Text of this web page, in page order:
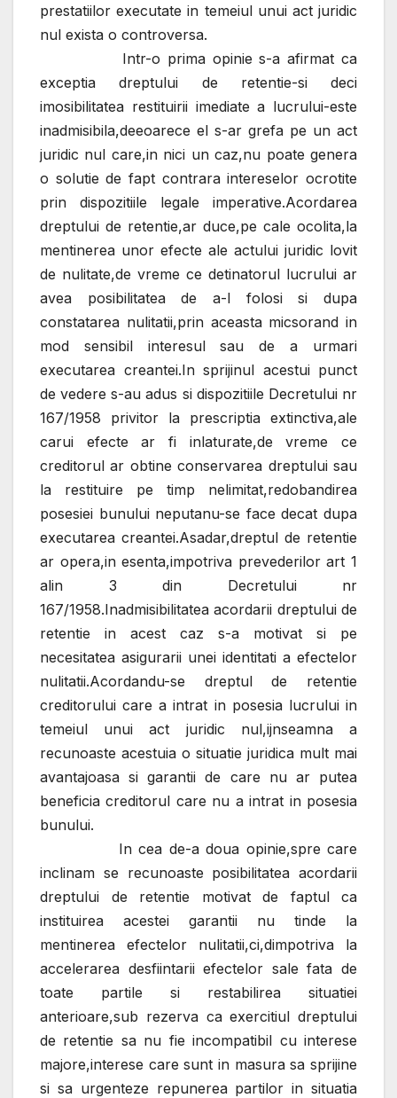
prestatiilor executate in temeiul unui act juridic
nul exista o controversa.
Intr-o prima opinie s-a afirmat ca
exceptia dreptului de retentie-si deci
imosibilitatea restituirii imediate a lucrului-este
inadmisibila,deeoarece el s-ar grefa pe un act
juridic nul care,in nici un caz,nu poate genera
o solutie de fapt contrara intereselor ocrotite
prin dispozitiile legale imperative.Acordarea
dreptului de retentie,ar duce,pe cale ocolita,la
mentinerea unor efecte ale actului juridic lovit
de nulitate,de vreme ce detinatorul lucrului ar
avea posibilitatea de a-l folosi si dupa
constatarea nulitatii,prin aceasta micsorand in
mod sensibil interesul sau de a urmari
executarea creantei.In sprijinul acestui punct
de vedere s-au adus si dispozitiile Decretului nr
167/1958 privitor la prescriptia extinctiva,ale
carui efecte ar fi inlaturate,de vreme ce
creditorul ar obtine conservarea dreptului sau
la restituire pe timp nelimitat,redobandirea
posesiei bunului neputanu-se face decat dupa
executarea creantei.Asadar,dreptul de retentie
ar opera,in esenta,impotriva prevederilor art 1
alin 3 din Decretului nr
167/1958.Inadmisibilitatea acordarii dreptului de
retentie in acest caz s-a motivat si pe
necesitatea asigurarii unei identitati a efectelor
nulitatii.Acordandu-se dreptul de retentie
creditorului care a intrat in posesia lucrului in
temeiul unui act juridic nul,ijnseamna a
recunoaste acestuia o situatie juridica mult mai
avantajoasa si garantii de care nu ar putea
beneficia creditorul care nu a intrat in posesia
bunului.
In cea de-a doua opinie,spre care
inclinam se recunoaste posibilitatea acordarii
dreptului de retentie motivat de faptul ca
instituirea acestei garantii nu tinde la
mentinerea efectelor nulitatii,ci,dimpotriva la
accelerarea desfiintarii efectelor sale fata de
toate partile si restabilirea situatiei
anterioare,sub rezerva ca exercitiul dreptului
de retentie sa nu fie incompatibil cu interese
majore,interese care sunt in masura sa sprijine
si sa urgenteze repunerea partilor in situatia